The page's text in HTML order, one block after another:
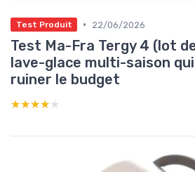
Test Produit • 22/06/2026
Test Ma-Fra Tergy 4 (lot
lave-glace multi-saison
ruiner le budget
★★★★★
★★★★★